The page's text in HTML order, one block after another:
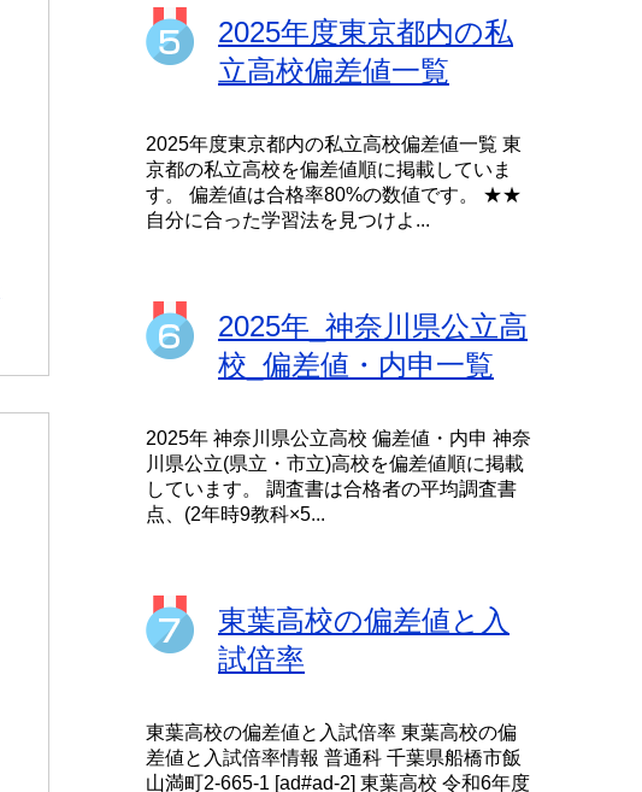
2025年度東京都内の私
立高校偏差値一覧
2025年度東京都内の私立高校偏差値一覧 東
京都の私立高校を偏差値順に掲載していま
す。 偏差値は合格率80%の数値です。 ★★
自分に合った学習法を見つけよ...
2025年_神奈川県公立高
校_偏差値・内申一覧
2025年 神奈川県公立高校 偏差値・内申 神奈
川県公立(県立・市立)高校を偏差値順に掲載
しています。 調査書は合格者の平均調査書
点、(2年時9教科×5...
東葉高校の偏差値と入
試倍率
東葉高校の偏差値と入試倍率 東葉高校の偏
差値と入試倍率情報 普通科 千葉県船橋市飯
山満町2-665-1 [ad#ad-2] 東葉高校 令和6年度